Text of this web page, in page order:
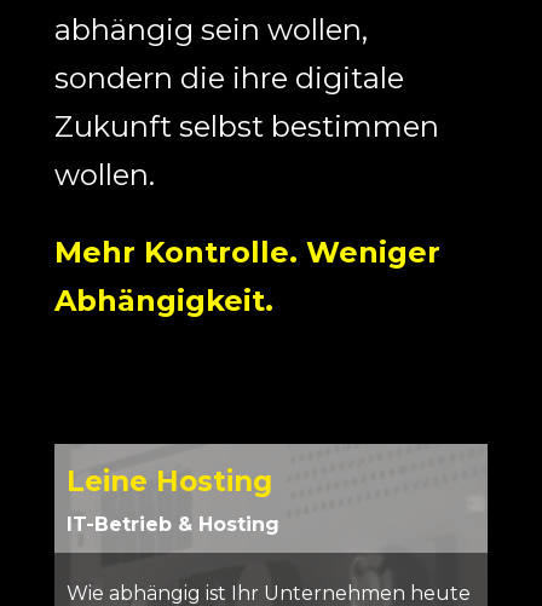
abhängig sein wollen,
sondern die ihre digitale
Zukunft selbst bestimmen
wollen.
Mehr Kontrolle. Weniger
Abhängigkeit.
Leine Hosting
IT-Betrieb & Hosting
Wie abhängig ist Ihr Unternehmen heute